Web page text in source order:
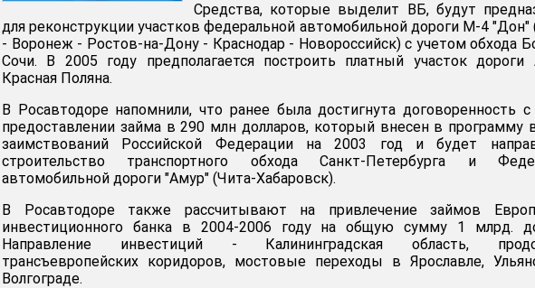
Средства, которые выделит ВБ, будут
для реконструкции участков федеральной автомобильной дороги М-4
- Воронеж - Ростов-на-Дону - Краснодар - Новороссийск) с учетом обхода
Сочи. В 2005 году предполагается построить платный участок
Красная Поляна.
В Росавтодоре напомнили, что ранее была достигнута договоренность
предоставлении займа в 290 млн долларов, который внесен в программу
заимствований Российской Федерации на 2003 год и будет
строительство транспортного обхода Санкт-Петербурга и
автомобильной дороги "Амур" (Чита-Хабаровск).
В Росавтодоре также рассчитывают на привлечение займов
инвестиционного банка в 2004-2006 году на общую сумму 1 млрд.
Направление инвестиций - Калининградская область,
трансъевропейских коридоров, мостовые переходы в Ярославле,
Волгограде.